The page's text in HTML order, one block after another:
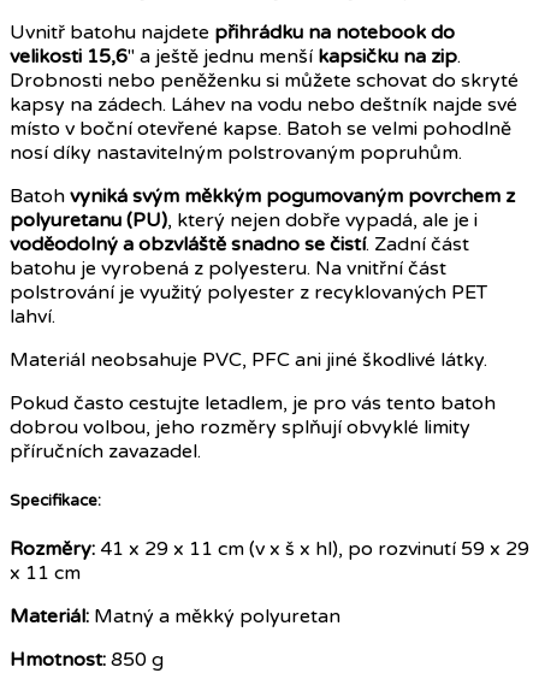
Uvnitř batohu najdete přihrádku na notebook do
velikosti 15,6" a ještě jednu menší kapsičku na zip.
Drobnosti nebo peněženku si můžete schovat do skryté
kapsy na zádech. Láhev na vodu nebo deštník najde své
místo v boční otevřené kapse. Batoh se velmi pohodlně
nosí díky nastavitelným polstrovaným popruhům.
Batoh vyniká svým měkkým pogumovaným povrchem z
polyuretanu (PU), který nejen dobře vypadá, ale je i
voděodolný a obzvláště snadno se čistí. Zadní část
batohu je vyrobená z polyesteru. Na vnitřní část
polstrování je využitý polyester z recyklovaných PET
lahví.
Materiál neobsahuje PVC, PFC ani jiné škodlivé látky.
Pokud často cestujte letadlem, je pro vás tento batoh
dobrou volbou, jeho rozměry splňují obvyklé limity
příručních zavazadel.
Specifikace:
Rozměry: 41 x 29 x 11 cm (v x š x hl), po rozvinutí 59 x 29
x 11 cm
Materiál: Matný a měkký polyuretan
Hmotnost: 850 g